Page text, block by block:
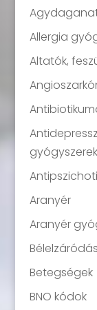
Allergia
Altatók,
gyógyszerek
Aranyér
Aranyér
Bélelzáródás
Betegségek
BNO kódok